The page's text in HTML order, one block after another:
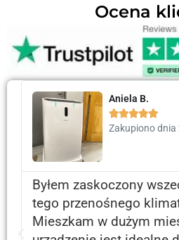
Ocena
Franciszka D.

Zakupiony w
Jestem bardzo
przenośnego
Mieszkam w